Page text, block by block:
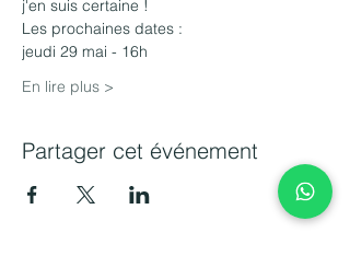
j'en suis certaine !
Les prochaines dates :
jeudi 29 mai - 16h
En lire plus >
Partager cet événement